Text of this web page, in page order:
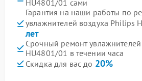
HU4801/01 сами
Гарантия на наши работы по
увлажнителей воздуха Philips
лет
Срочный ремонт
HU4801/01 в течении часа
Скидка для вас до 20%